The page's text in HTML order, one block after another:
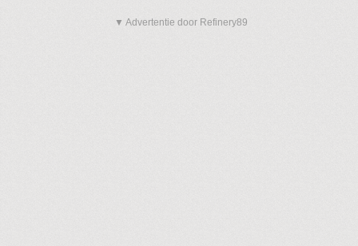
▼ Advertentie door Refinery89